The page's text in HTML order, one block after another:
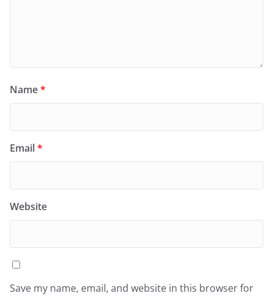
Name*
Email*
Website
Save my name, email, and website in this browser for